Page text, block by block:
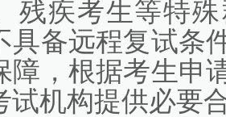
残疾考生等特
具备远程复试条
障，根据考生申
试机构提供必要